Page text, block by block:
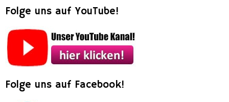
Folge uns auf YouTube!
Folge uns auf Facebook!